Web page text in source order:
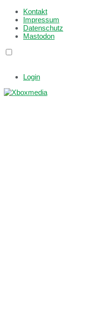
Kontakt
Impressum
Datenschutz
Mastodon
Login